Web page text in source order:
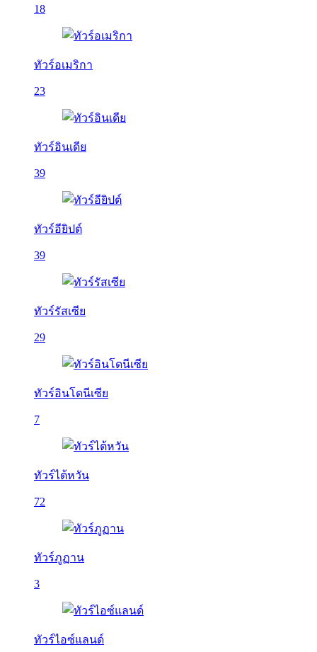
18
ทัวร์อเมริกา
23
ทัวร์อินเดีย
39
ทัวร์อียิปต์
39
ทัวร์รัสเซีย
29
ทัวร์อินโดนีเซีย
7
ทัวร์ไต้หวัน
72
ทัวร์ภูฏาน
3
ทัวร์ไอซ์แลนด์